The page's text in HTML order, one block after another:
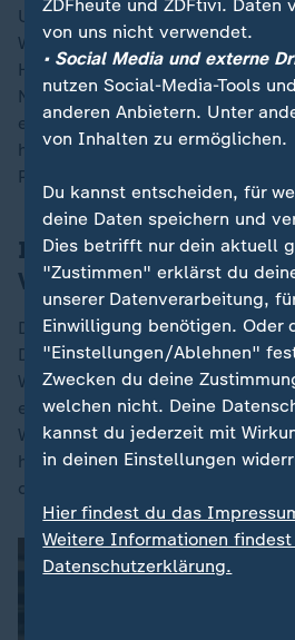
US-PräsidentDonald Trump
Wochen eine Frist für die
Handelsvereinbarung. Sollte die
Nationalfeiertag am 4. Juli ihren
erfüllen, würden die Zölle
höheres Niveau steigen", teilte
Plattform Truth Social mit.
Industrieverbände
Vereinbarung mit Trump
Deutsche Industrieverbände
Die Vereinbarung mit Trump sei
Wiederherstellung des
erklärte der Präsident des
Wolfgang Niedermark. "Mehr
heutzutage bitter nötig", erklärte
des Chemieverbands VCI,
ZDFheute und ZDFtivi. Daten
von uns nicht verwendet.
• Social Media und externe
nutzen Social-Media-Tools
anderen Anbietern. Unter
von Inhalten zu ermöglichen.
Du kannst entscheiden, für
deine Daten speichern und
Dies betrifft nur dein aktuell
"Zustimmen" erklärst du
unserer Datenverarbeitung,
Einwilligung benötigen. Oder
"Einstellungen/Ablehnen"
Zwecken du deine
welchen nicht. Deine
kannst du jederzeit mit
in deinen Einstellungen
Hier findest du das
Weitere Informationen
Datenschutzerklärung.